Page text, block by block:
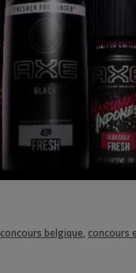
concours belgique concours